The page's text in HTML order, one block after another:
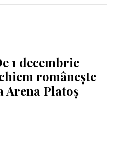
1 decembrie
românește
Arena Platoș